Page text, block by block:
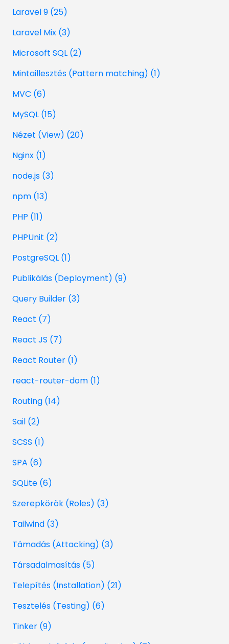
Laravel 9 (25)
Laravel Mix (3)
Microsoft SQL (2)
Mintaillesztés (Pattern matching) (1)
MVC (6)
MySQL (15)
Nézet (View) (20)
Nginx (1)
node.js (3)
npm (13)
PHP (11)
PHPUnit (2)
PostgreSQL (1)
Publikálás (Deployment) (9)
Query Builder (3)
React (7)
React JS (7)
React Router (1)
react-router-dom (1)
Routing (14)
Sail (2)
SCSS (1)
SPA (6)
SQLite (6)
Szerepkörök (Roles) (3)
Tailwind (3)
Támadás (Attacking) (3)
Társadalmasítás (5)
Telepítés (Installation) (21)
Tesztelés (Testing) (6)
Tinker (9)